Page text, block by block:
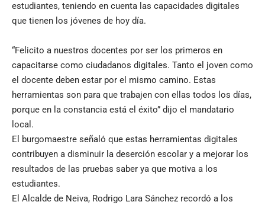
estudiantes, teniendo en cuenta las capacidades digitales
que tienen los jóvenes de hoy día.
“Felicito a nuestros docentes por ser los primeros en
capacitarse como ciudadanos digitales. Tanto el joven como
el docente deben estar por el mismo camino. Estas
herramientas son para que trabajen con ellas todos los días,
porque en la constancia está el éxito” dijo el mandatario
local.
El burgomaestre señaló que estas herramientas digitales
contribuyen a disminuir la deserción escolar y a mejorar los
resultados de las pruebas saber ya que motiva a los
estudiantes.
El Alcalde de Neiva, Rodrigo Lara Sánchez recordó a los